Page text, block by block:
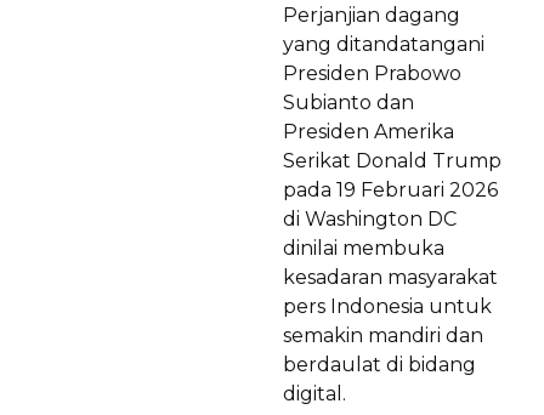
Perjanjian dagang
yang ditandatangani
Presiden Prabowo
Subianto dan
Presiden Amerika
Serikat Donald Trump
pada 19 Februari 2026
di Washington DC
dinilai membuka
kesadaran masyarakat
pers Indonesia untuk
semakin mandiri dan
berdaulat di bidang
digital.